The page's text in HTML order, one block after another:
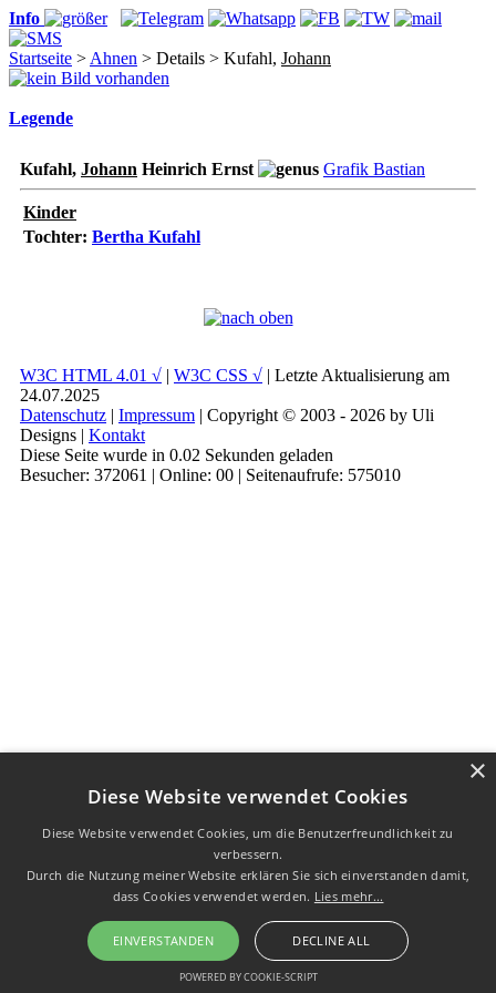
Info
Startseite > Ahnen > Details > Kufahl, Johann
Legende
Kufahl, Johann Heinrich Ernst Grafik Bastian
Kinder
Tochter: Bertha Kufahl
W3C HTML 4.01 √ | W3C CSS √ | Letzte Aktualisierung am
24.07.2025
Datenschutz | Impressum | Copyright © 2003 - 2026 by Uli
Designs | Kontakt
Diese Seite wurde in 0.02 Sekunden geladen
Besucher: 372061 | Online: 00 | Seitenaufrufe: 575010
Diese Website verwendet Cookies
Diese Website verwendet Cookies, um die Benutzerfreundlichkeit zu
verbessern.
Durch die Nutzung meiner Website erklären Sie sich einverstanden damit,
dass Cookies verwendet werden. Lies mehr...
EINVERSTANDEN DECLINE ALL
POWERED BY COOKIE-SCRIPT
×